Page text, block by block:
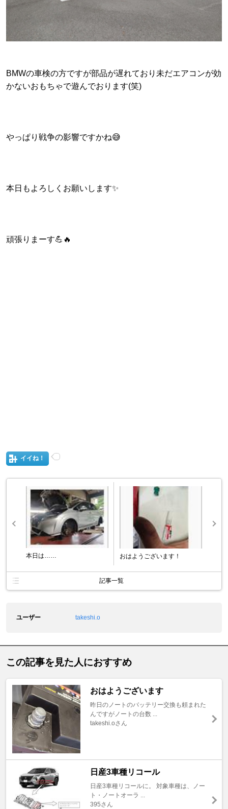
BMWの車検の方ですが部品が遅れており未だエアコンが効
かないおもちゃで遊んでおります(笑)
やっぱり戦争の影響ですかね😅
本日もよろしくお願いします✨
頑張りまーす💪🔥
イイね！
本日は…… おはようございます！
記事一覧
ユーザー takeshi.o
この記事を見た人におすすめ
おはようございます
昨日のノートのバッテリー交換も頼まれた
んですがノートの台数 ...
takeshi.oさん
日産3車種リコール
日産3車種リコールに。 対象車種は、ノー
ト・ノートオーラ ...
395さん